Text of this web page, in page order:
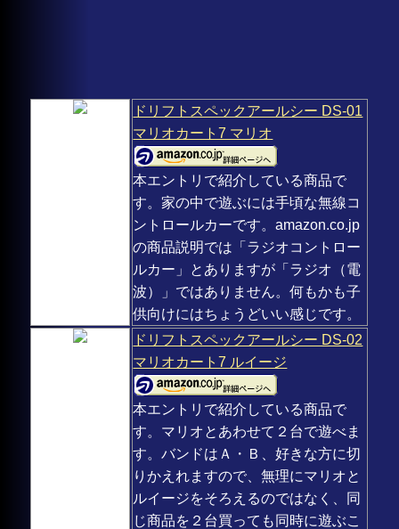
ドリフトスペックアールシー DS-01
マリオカート7 マリオ
本エントリで紹介している商品で
す。家の中で遊ぶには手頃な無線コ
ントロールカーです。amazon.co.jp
の商品説明では「ラジオコントロー
ルカー」とありますが「ラジオ（電
波）」ではありません。何もかも子
供向けにはちょうどいい感じです。
ドリフトスペックアールシー DS-02
マリオカート7 ルイージ
本エントリで紹介している商品で
す。マリオとあわせて２台で遊べま
す。バンドはＡ・Ｂ、好きな方に切
りかえれますので、無理にマリオと
ルイージをそろえるのではなく、同
じ商品を２台買っても同時に遊ぶこ